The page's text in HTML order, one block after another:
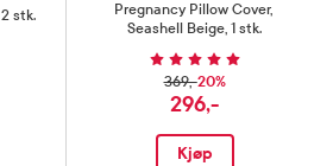
2 stk. Pregnancy Pillow Cover,
Seashell Beige, 1 stk.
369,-20%
296,-
Kjøp